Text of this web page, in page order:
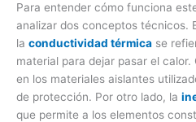
Para entender cómo funciona
analizar dos conceptos técnicos.
la conductividad térmica se
material para dejar pasar el
en los materiales aislantes
de protección. Por otro lado, la
que permite a los elementos